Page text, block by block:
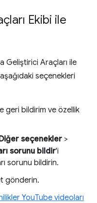
Ekibi ile
Geliştirici Araçları ile
seçenekleri
geri bildirim ve özellik
seçenekler >
sorunu bildir'i
sorunu bildirin.
gönderin.
YouTube videoları